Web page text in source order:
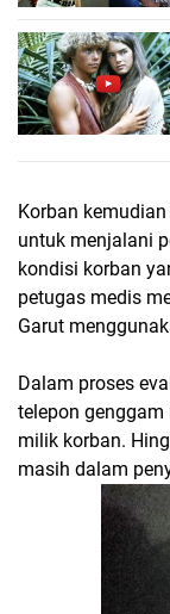
Korban
untuk menjalani
kondisi korban
petugas medis
Garut
Dalam proses
telepon
milik korban.
masih dalam